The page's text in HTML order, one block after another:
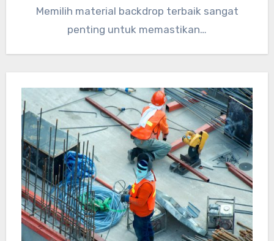
Memilih material backdrop terbaik sangat
penting untuk memastikan…